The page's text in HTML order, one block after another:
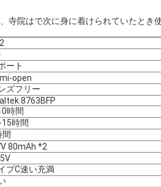
寺院はで次に身に着けられていたとき
ート
open
ズフリー
8763BFP
時間
時間
間
80mAh *2
プC速い充満